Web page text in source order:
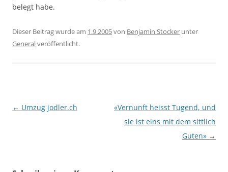
belegt habe.
Dieser Beitrag wurde am 1.9.2005von Benjamin Stocker unter
Generalveröffentlicht.
Beitragsnavigation
← Umzug jodler.ch
«Vernunft heisst Tugend, und
sie ist eins mit dem sittlich
Guten» →